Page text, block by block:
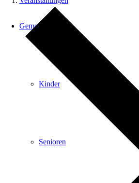
Gemeindearbeit
Kinder
Senioren